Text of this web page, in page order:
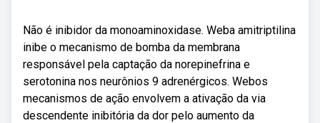
Não é inibidor da monoaminoxidase. Weba amitriptilina
inibe o mecanismo de bomba da membrana
responsável pela captação da norepinefrina e
serotonina nos neurônios 9 adrenérgicos. Webos
mecanismos de ação envolvem a ativação da via
descendente inibitória da dor pelo aumento da